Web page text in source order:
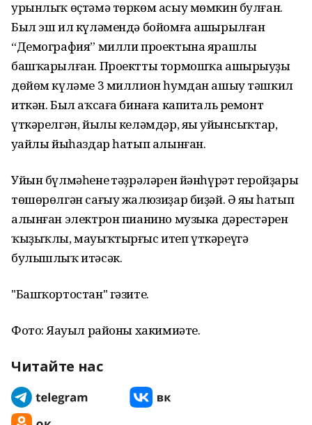
урынлыҡ өҫтәмә төркөм асыу мөмкин булған.
Был эш ил күләмендә бойомға ашырылған
“Демография” милли проектына ярашлы
башҡарылған. Проектты тормошҡа ашырыуҙың
дөйөм күләме 3 миллион һумдан ашыу тәшкил
иткән. Был аҡсаға бинаға капиталь ремонт
үткәрелгән, йылы келәмдәр, яңы уйынсыҡтар,
уңайлы йыһаздар һатып алынған.
Уйын бүлмәһенең тәҙрәләрен йәнһүрәт геройҙары
төшөрөлгән сағыу жалюзиҙар биҙәй. Ә яңы һатып
алынған электрон пианино музыка дәрестәрен
ҡыҙыҡлы, мауыҡтырғыс итеп үткәреүгә
булышлыҡ итәсәк.
"Башҡортостан" гәзите.
Фото: Яңауыл районы хакимиәте.
Читайте нас